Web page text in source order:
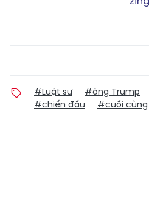
#Luật sư #ông Trump
#chiến đấu
#cuối cùng